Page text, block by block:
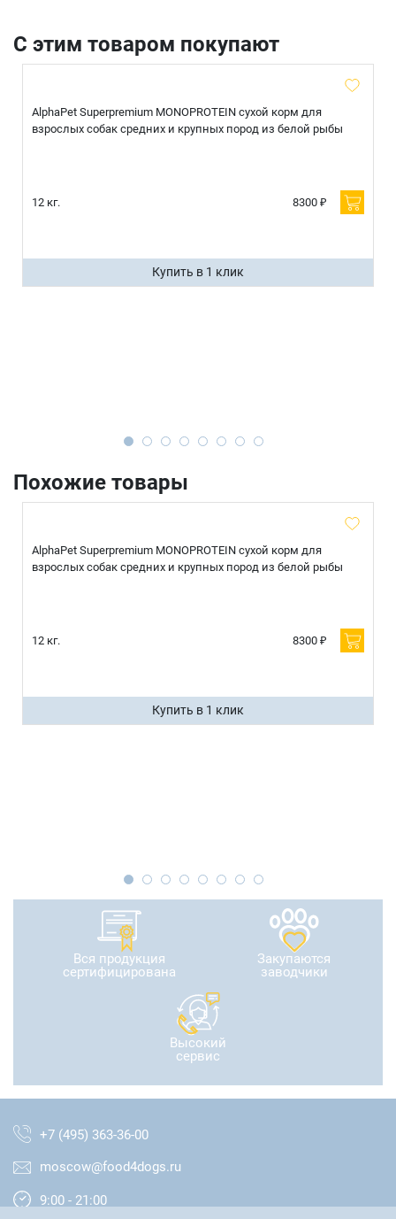
С этим товаром покупают
AlphaPet Superpremium MONOPROTEIN сухой корм для
взрослых собак средних и крупных пород из белой рыбы
12 кг. 8300 ₽
Купить в 1 клик
Похожие товары
AlphaPet Superpremium MONOPROTEIN сухой корм для
взрослых собак средних и крупных пород из белой рыбы
12 кг. 8300 ₽
Купить в 1 клик
Вся продукция
сертифицирована
Закупаются
заводчики
Высокий
сервис
+7 (495) 363-36-00
moscow@food4dogs.ru
9:00 - 21:00